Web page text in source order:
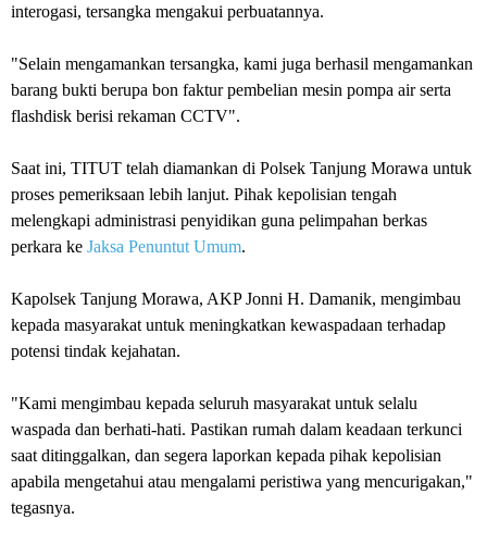
interogasi, tersangka mengakui perbuatannya.
"Selain mengamankan tersangka, kami juga berhasil mengamankan
barang bukti berupa bon faktur pembelian mesin pompa air serta
flashdisk berisi rekaman CCTV".
Saat ini, TITUT telah diamankan di Polsek Tanjung Morawa untuk
proses pemeriksaan lebih lanjut. Pihak kepolisian tengah
melengkapi administrasi penyidikan guna pelimpahan berkas
perkara ke Jaksa Penuntut Umum.
Kapolsek Tanjung Morawa, AKP Jonni H. Damanik, mengimbau
kepada masyarakat untuk meningkatkan kewaspadaan terhadap
potensi tindak kejahatan.
"Kami mengimbau kepada seluruh masyarakat untuk selalu
waspada dan berhati-hati. Pastikan rumah dalam keadaan terkunci
saat ditinggalkan, dan segera laporkan kepada pihak kepolisian
apabila mengetahui atau mengalami peristiwa yang mencurigakan,"
tegasnya.